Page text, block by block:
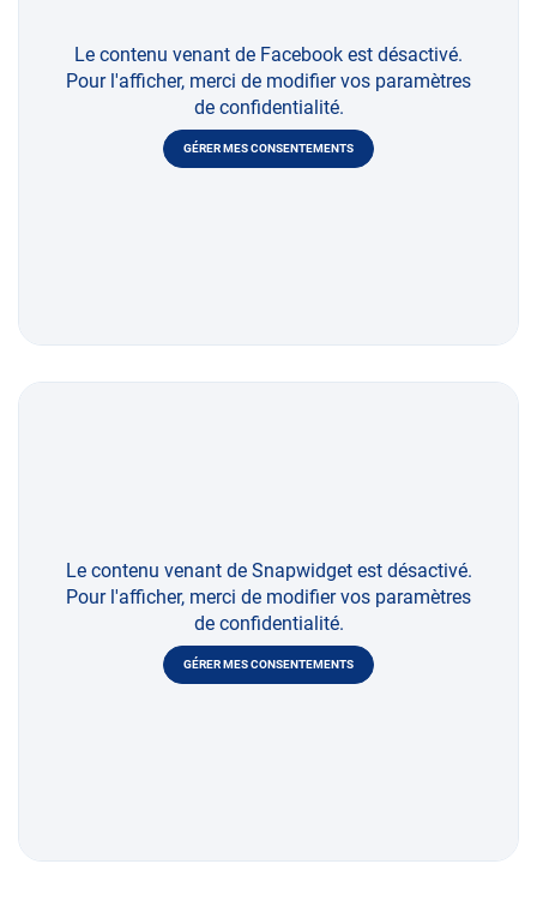
Le contenu venant de Facebook est désactivé.
Pour l'afficher, merci de modifier vos paramètres
de confidentialité.
GÉRER MES CONSENTEMENTS
Le contenu venant de Snapwidget est désactivé.
Pour l'afficher, merci de modifier vos paramètres
de confidentialité.
GÉRER MES CONSENTEMENTS